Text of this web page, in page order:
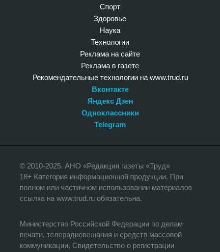
Спорт
Здоровье
Наука
Технологии
Реклама на сайте
Реклама в газете
Рекомендательные технологии на www.trud.ru
Вконтакте
Яндекс Дзен
Одноклассники
Telegram
© 2010-2025. АНО «Редакция газеты «Труд»
18+ Категория информационной продукции. При
полном или частичном использовании материалов
ссылка на www.trud.ru обязательна.
Министерство Российской Федерации по делам
печати, телерадиовещания и средств массовой
коммуникации, Свидетельство о регистрации